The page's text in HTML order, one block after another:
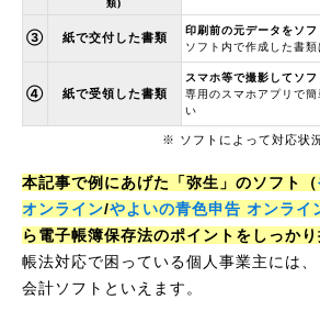
類)
③ 紙で交付した書類
印刷前の元データをソ
ソフト内で作成した書
④ 紙で受領した書類
スマホ等で撮影してソ
専用のスマホアプリで
い
※ ソフトによって対応状
本記事で例にあげた「弥生」のソフト（
オンライン/やよいの青色申告 オンライ
ら電子帳簿保存法のポイントをしっかり
帳法対応で困っている個人事業主には
会計ソフトといえます。